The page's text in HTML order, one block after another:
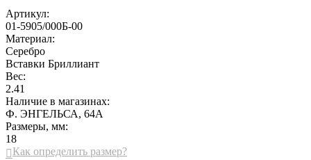
Артикул:
01-5905/000Б-00
Материал:
Серебро
Вставки Бриллиант
Вес:
2.41
Наличие в магазинах:
Ф. ЭНГЕЛЬСА, 64А
Размеры, мм:
18
 Как определить размер?